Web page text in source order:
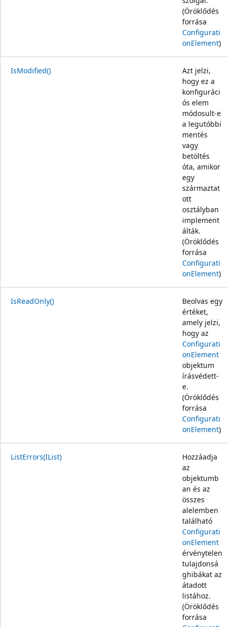
(Öröklődés
forrása
Configurati
onElement)
IsModified()
Azt jelzi,
hogy ez a
konfiguráci
ós elem
módosult-e
a legutóbbi
mentés
vagy
betöltés
óta, amikor
egy
származtat
ott
osztályban
implement
álták.
(Öröklődés
forrása
Configurati
onElement)
IsReadOnly()
Beolvas egy
értéket,
amely jelzi,
hogy az
Configurati
onElement
objektum
írásvédett-
e.
(Öröklődés
forrása
Configurati
onElement)
ListErrors(IList)
Hozzáadja
az
objektumb
an és az
összes
alelemben
található
Configurati
onElement
érvénytelen
tulajdonsá
ghibákat az
átadott
listához.
(Öröklődés
forrása